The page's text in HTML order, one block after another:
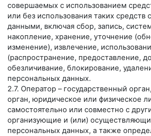
совершаемых с использованием
или без использования таких средств
данными, включая сбор, запись,
накопление, хранение, уточнение
изменение), извлечение,
(распространение, предоставление,
обезличивание, блокирование,
персональных данных.
2.7. Оператор – государственный
орган, юридическое или физическое
самостоятельно или совместно с
организующие и (или)
персональных данных, а также